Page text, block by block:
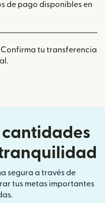
de pago disponibles en
Confirma tu transferencia
cantidades
segura a través de
tus metas importantes